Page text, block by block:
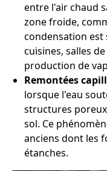
entre l'air chaud
zone froide,
condensation
cuisines, salles
production de
Remontées
lorsque l'eau
structures
sol. Ce
anciens dont les
étanches.